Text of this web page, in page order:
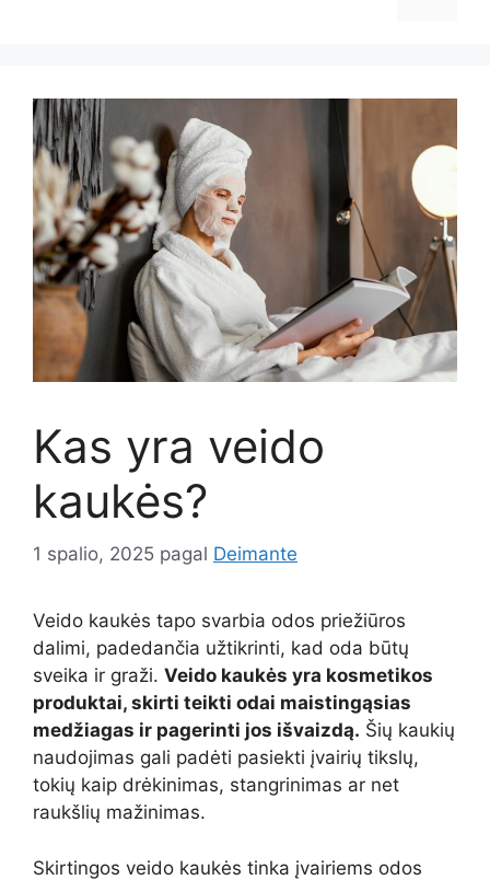
Kas yra veido
kaukės?
1 spalio, 2025 pagal Deimante
Veido kaukės tapo svarbia odos priežiūros
dalimi, padedančia užtikrinti, kad oda būtų
sveika ir graži. Veido kaukės yra kosmetikos
produktai, skirti teikti odai maistingąsias
medžiagas ir pagerinti jos išvaizdą. Šių kaukių
naudojimas gali padėti pasiekti įvairių tikslų,
tokių kaip drėkinimas, stangrinimas ar net
raukšlių mažinimas.
Skirtingos veido kaukės tinka įvairiems odos